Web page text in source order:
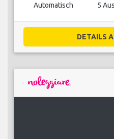
Automatisch 5
DETAILS